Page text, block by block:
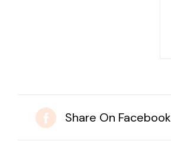
Share On Facebook